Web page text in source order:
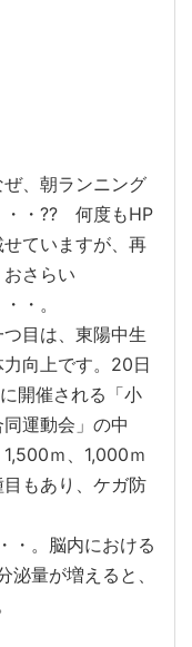
、朝ランニング
・・?? 何度もHP
せていますが、再
おさらい
・。
目は、東陽中生
力向上です。20日
開催される「小
同運動会」の中
1,500ｍ、1,000ｍ
目もあり、ケガ防
・。脳内における
量が増えると、